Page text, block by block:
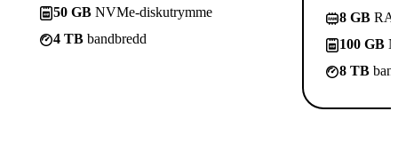
50 GB NVMe-diskutrymme
4 TB bandbredd
8 GB
100 GB
8 TB